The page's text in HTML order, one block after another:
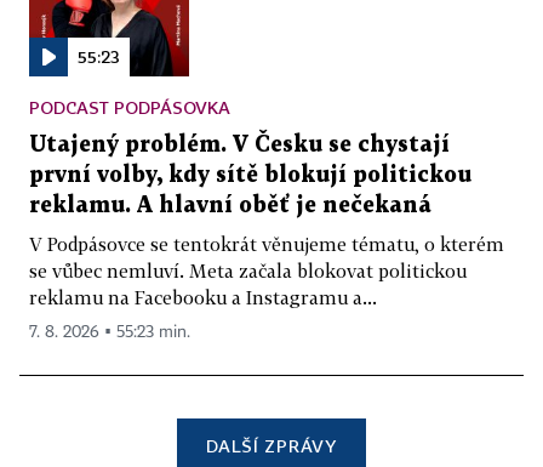
55:23
PODCAST PODPÁSOVKA
Utajený problém. V Česku se chystají
první volby, kdy sítě blokují politickou
reklamu. A hlavní oběť je nečekaná
V Podpásovce se tentokrát věnujeme tématu, o kterém
se vůbec nemluví. Meta začala blokovat politickou
reklamu na Facebooku a Instagramu a...
7. 8. 2026 ▪ 55:23 min.
DALŠÍ ZPRÁVY